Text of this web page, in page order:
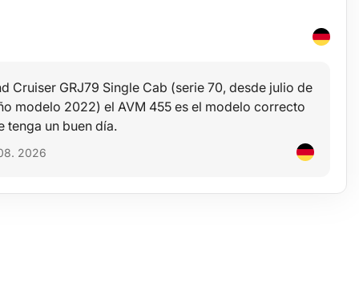
Cruiser GRJ79 Single Cab (serie 70, desde julio de
modelo 2022) el AVM 455 es el modelo correcto
tenga un buen día.
2026